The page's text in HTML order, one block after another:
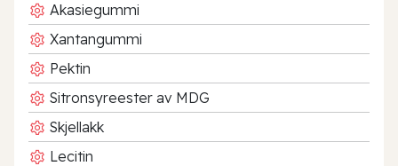
Akasiegummi
Xantangummi
Pektin
Sitronsyreester av MDG
Skjellakk
Lecitin